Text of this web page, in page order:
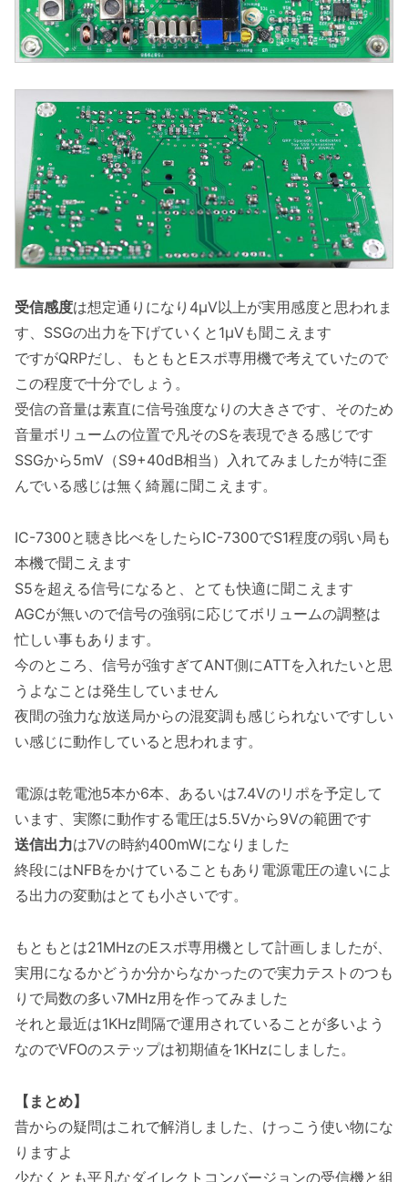
受信感度は想定通りになり4μV以上が実用感度と思われま
す、SSGの出力を下げていくと1μVも聞こえます
ですがQRPだし、もともとEスポ専用機で考えていたので
この程度で十分でしょう。
受信の音量は素直に信号強度なりの大きさです、そのため
音量ボリュームの位置で凡そのSを表現できる感じです
SSGから5mV（S9+40dB相当）入れてみましたが特に歪
んでいる感じは無く綺麗に聞こえます。
IC-7300と聴き比べをしたらIC-7300でS1程度の弱い局も
本機で聞こえます
S5を超える信号になると、とても快適に聞こえます
AGCが無いので信号の強弱に応じてボリュームの調整は
忙しい事もあります。
今のところ、信号が強すぎてANT側にATTを入れたいと思
うよなことは発生していません
夜間の強力な放送局からの混変調も感じられないですしい
い感じに動作していると思われます。
電源は乾電池5本か6本、あるいは7.4Vのリポを予定して
います、実際に動作する電圧は5.5Vから9Vの範囲です
送信出力は7Vの時約400mWになりました
終段にはNFBをかけていることもあり電源電圧の違いによ
る出力の変動はとても小さいです。
もともとは21MHzのEスポ専用機として計画しましたが、
実用になるかどうか分からなかったので実力テストのつも
りで局数の多い7MHz用を作ってみました
それと最近は1KHz間隔で運用されていることが多いよう
なのでVFOのステップは初期値を1KHzにしました。
【まとめ】
昔からの疑問はこれで解消しました、けっこう使い物にな
りますよ
少なくとも平凡なダイレクトコンバージョンの受信機と組